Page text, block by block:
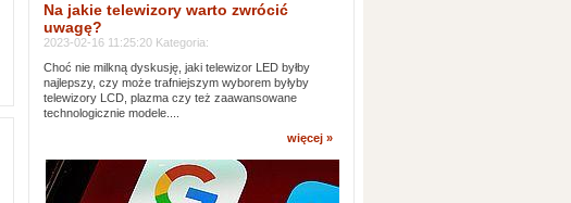
Na jakie telewizory warto zwrócić
uwagę?
2023-02-16 11:25:20 Kategoria:
Choć nie milkną dyskusję, jaki telewizor LED byłby
najlepszy, czy może trafniejszym wyborem byłyby
telewizory LCD, plazma czy też zaawansowane
technologicznie modele....
więcej »